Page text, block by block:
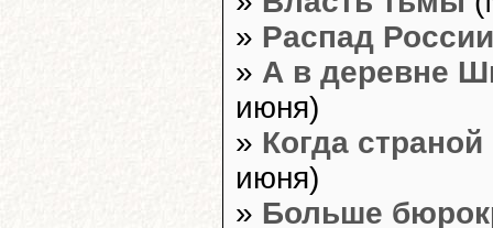
» Распад России
» А в деревне
июня)
» Когда
июня)
» Больше